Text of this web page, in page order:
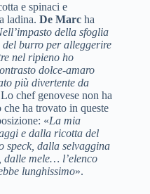
e spinaci e
ladina. De Marc ha
della sfoglia
burro per alleggerire
nel ripieno ho
dolce-amaro
più divertente da
chef genovese non ha
che ha trovato in queste
«La mia
e dalla ricotta del
speck, dalla selvaggina
dalle mele… l’elenco
lunghissimo».